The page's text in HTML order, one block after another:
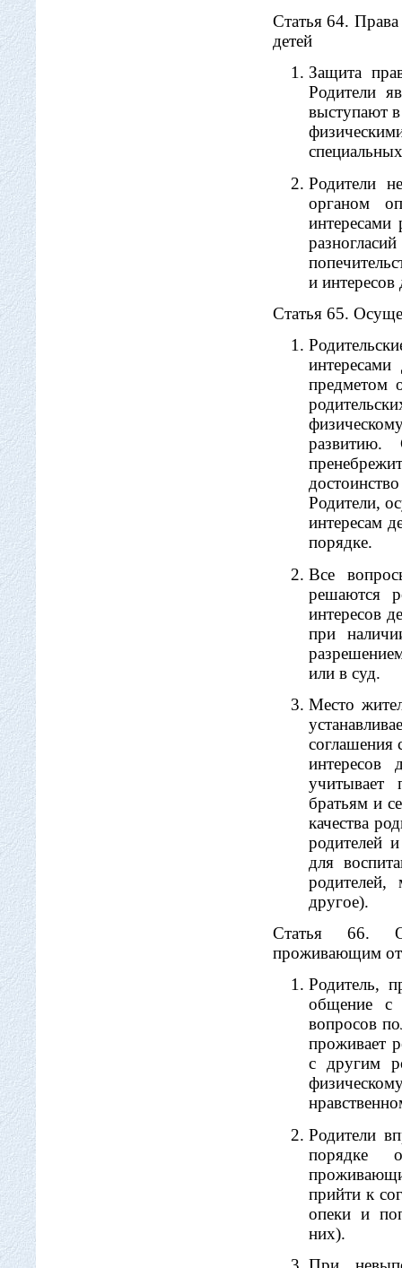
Статья 64. Права
детей
Защита
Родители
выступают
Родители
органом
интересами
и интересов
Статья 65.
предметом
развитию.
Родители,
интересам
порядке.
Все
решаются
интересов
при
или в суд.
Место
соглашения
учитывает
братьям и
качества
родителей
для
родителей,
другое).
Статья 66.
проживающим
Родитель,
общение с
вопросов
проживает
с другим
Родители
порядке
прийти к
опеки и
них).